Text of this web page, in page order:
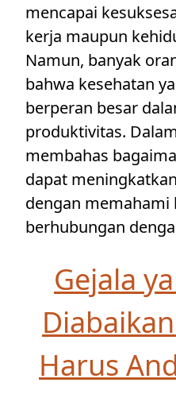
mencapai
kerja maupun
Namun, banyak
bahwa kesehatan
berperan besar
produktivitas.
membahas
dapat
dengan memahami
berhubungan
Gejala
Harus